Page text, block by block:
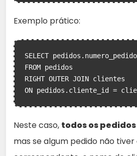
Exemplo prático:
SELECT
FROM pedidos
RIGHT OUTER JOIN clientes
ON pedidos.cliente_id =
Neste caso, todos os pedidos
mas se algum pedido não